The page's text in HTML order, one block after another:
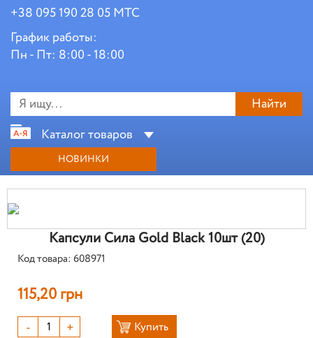
+38 095 190 28 05 МТС
График работы:
Пн - Пт: 8:00 - 18:00
Найти
Каталог товаров
НОВИНКИ
Капсули Сила Gold Black 10шт (20)
Код товара: 608971
115,20 грн
- + Купить